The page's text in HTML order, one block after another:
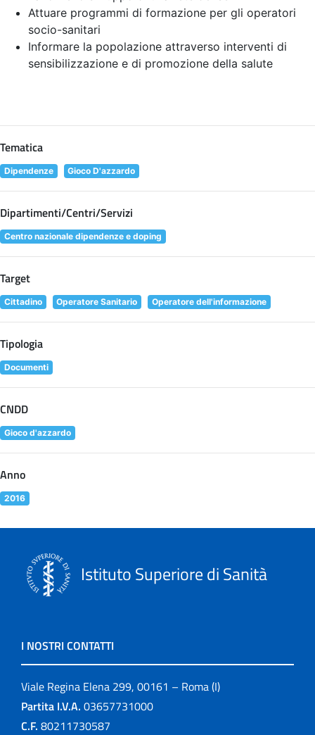
Attuare programmi di formazione per gli operatori
socio-sanitari
Informare la popolazione attraverso interventi di
sensibilizzazione e di promozione della salute
Tematica
Dipendenze Gioco D'azzardo
Dipartimenti/Centri/Servizi
Centro nazionale dipendenze e doping
Target
Cittadino Operatore Sanitario Operatore dell'informazione
Tipologia
Documenti
CNDD
Gioco d'azzardo
Anno
2016
Istituto Superiore di Sanità
I NOSTRI CONTATTI
Viale Regina Elena 299, 00161 – Roma (I)
Partita I.V.A. 03657731000
C.F. 80211730587